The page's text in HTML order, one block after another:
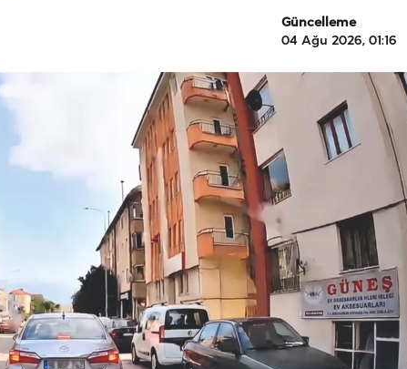
Güncelleme
04 Ağu 2026, 01:16